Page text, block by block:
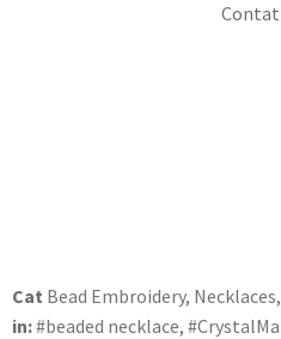
Cat Bead Embroidery, Necklaces,
in:#beaded necklace,